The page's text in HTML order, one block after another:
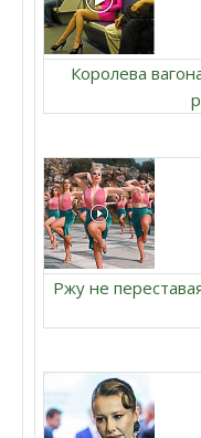
Королева
Ржу не